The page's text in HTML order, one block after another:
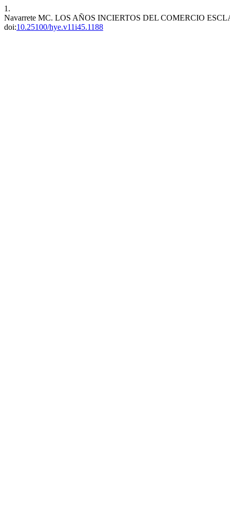
1.
Navarrete MC. LOS AÑOS INCIERTOS DEL COMERCIO
doi:10.25100/hye.v11i45.1188